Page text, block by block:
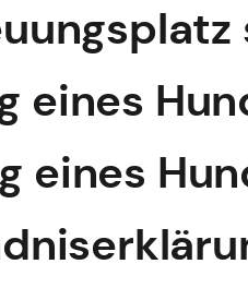
eines
eines